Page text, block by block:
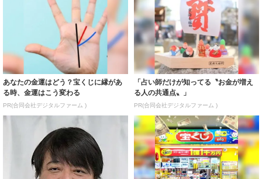
あなたの金運はどう？宝くじに縁があ
る時、金運はこう変わる
PR(合同会社デジタルファーム )
「占い師だけが知ってる〝お金が増え
る人の共通点〟」
PR(合同会社デジタルファーム )